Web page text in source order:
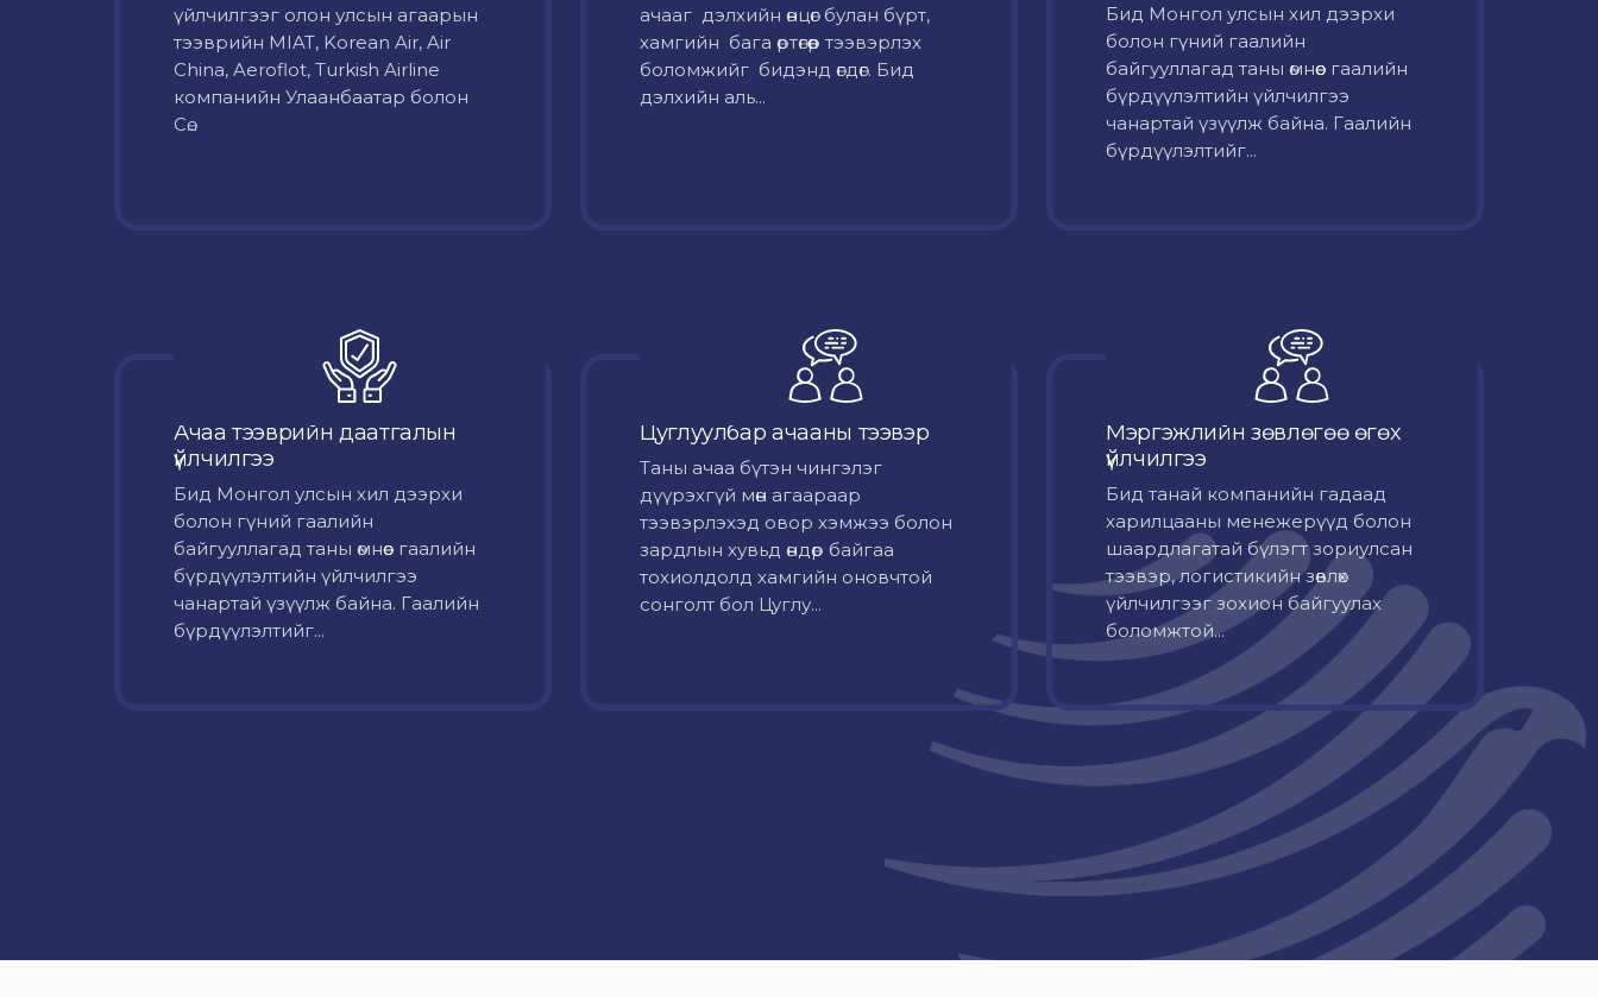
үйлчилгээг олон улсын агаарын
тээврийн MIAT, Korean Air, Air
China, Aeroflot, Turkish Airline
компанийн Улаанбаатар болон
Сө...
ачааг дэлхийн өнцөг булан бүрт,
хамгийн бага өртөгөөр тээвэрлэх
боломжийг бидэнд өгдөг. Бид
дэлхийн аль...
Бид Монгол улсын хил дээрхи
болон гүний гаалийн
байгууллагад таны өмнөөс гаалийн
бүрдүүлэлтийн үйлчилгээ
чанартай үзүүлж байна. Гаалийн
бүрдүүлэлтийг...
Ачаа тээврийн даатгалын
үйлчилгээ
Бид Монгол улсын хил дээрхи
болон гүний гаалийн
байгууллагад таны өмнөөс гаалийн
бүрдүүлэлтийн үйлчилгээ
чанартай үзүүлж байна. Гаалийн
бүрдүүлэлтийг...
Цуглуулбар ачааны тээвэр
Таны ачаа бүтэн чингэлэг
дүүрэхгүй мөн агаараар
тээвэрлэхэд овор хэмжээ болон
зардлын хувьд өндөр байгаа
тохиолдолд хамгийн оновчтой
сонголт бол Цуглу...
Мэргэжлийн зөвлөгөө өгөх
үйлчилгээ
Бид танай компанийн гадаад
харилцааны менежерүүд болон
шаардлагатай бүлэгт зориулсан
тээвэр, логистикийн зөвлөх
үйлчилгээг зохион байгуулах
боломжтой...